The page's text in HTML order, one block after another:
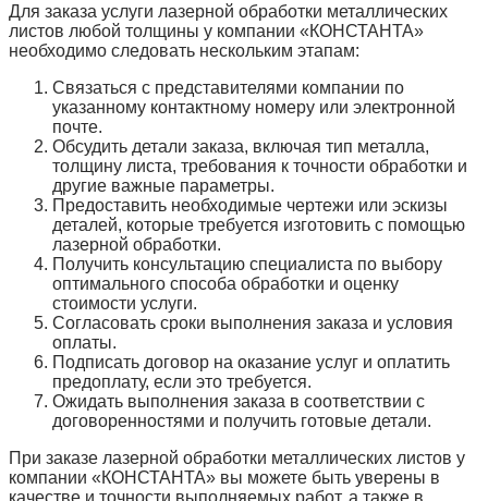
Для заказа услуги лазерной обработки металлических
листов любой толщины у компании «КОНСТАНТА»
необходимо следовать нескольким этапам:
Связаться с представителями компании по
указанному контактному номеру или электронной
почте.
Обсудить детали заказа, включая тип металла,
толщину листа, требования к точности обработки и
другие важные параметры.
Предоставить необходимые чертежи или эскизы
деталей, которые требуется изготовить с помощью
лазерной обработки.
Получить консультацию специалиста по выбору
оптимального способа обработки и оценку
стоимости услуги.
Согласовать сроки выполнения заказа и условия
оплаты.
Подписать договор на оказание услуг и оплатить
предоплату, если это требуется.
Ожидать выполнения заказа в соответствии с
договоренностями и получить готовые детали.
При заказе лазерной обработки металлических листов у
компании «КОНСТАНТА» вы можете быть уверены в
качестве и точности выполняемых работ, а также в